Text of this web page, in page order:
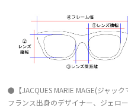
●【JACQUES MARIE MAGE(ジャッ
フランス出身のデザイナー、ジェロ